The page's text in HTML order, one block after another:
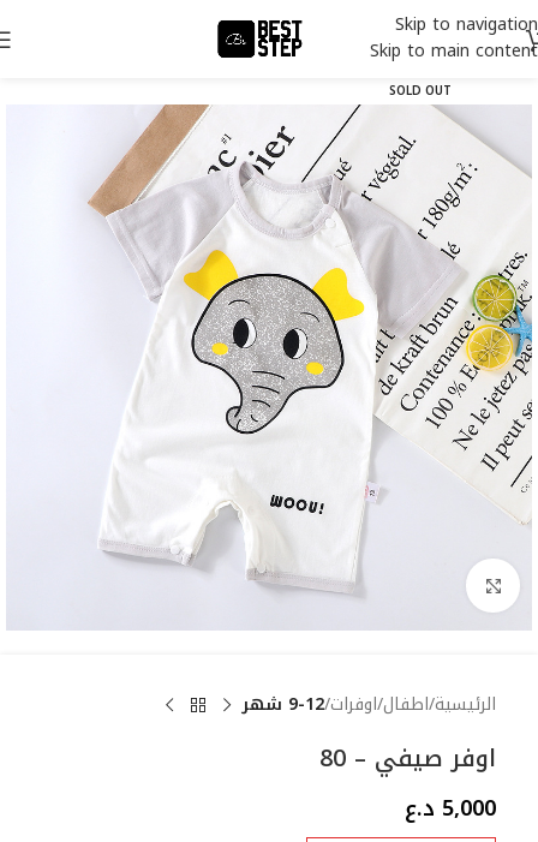
Skip to navigation
Skip to main content
SOLD OUT
Click to enlarge
الرئيسية اطفال اوفرات 9-12 شهر
اوفر صيفي – 80
5,000 د.ع